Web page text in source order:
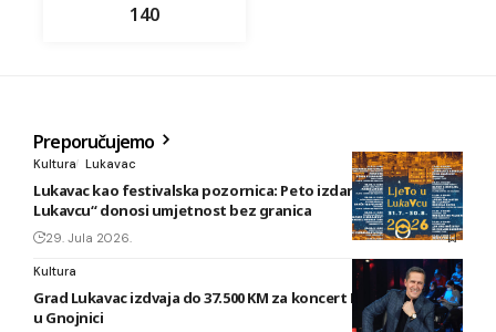
140
Preporučujemo
Kultura Lukavac
Lukavac kao festivalska pozornica: Peto izdanje „Ljeta u
Lukavcu“ donosi umjetnost bez granica
29. Jula 2026.
Kultura
Grad Lukavac izdvaja do 37.500 KM za koncert Enesa Begovića
u Gnojnici